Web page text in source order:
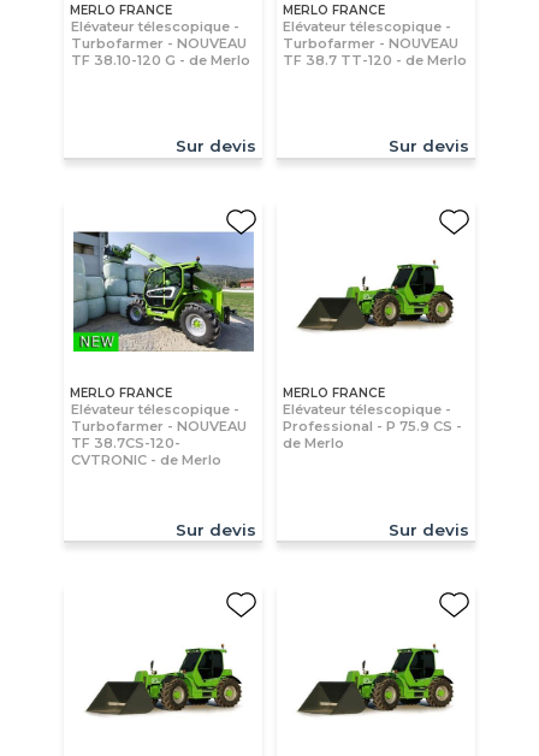
MERLO FRANCE
Elévateur télescopique -
Turbofarmer - NOUVEAU
TF 38.10-120 G - de Merlo
Sur devis
MERLO FRANCE
Elévateur télescopique -
Turbofarmer - NOUVEAU
TF 38.7 TT-120 - de Merlo
Sur devis
MERLO FRANCE
Elévateur télescopique -
Turbofarmer - NOUVEAU
TF 38.7CS-120-
CVTRONIC - de Merlo
Sur devis
MERLO FRANCE
Elévateur télescopique -
Professional - P 75.9 CS -
de Merlo
Sur devis